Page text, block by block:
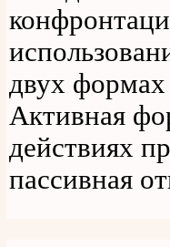
двух
Активная
действиях
пассивная